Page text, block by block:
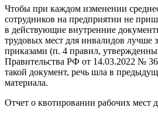
Чтобы при каждом изменении
сотрудников на предприятии не
в действующие внутренние
трудовых мест для инвалидов лучше
приказами (п. 4 правил,
Правительства РФ от 14.03.2022 №
такой документ, речь шла в
материала.
Отчет о квотировании рабочих мест